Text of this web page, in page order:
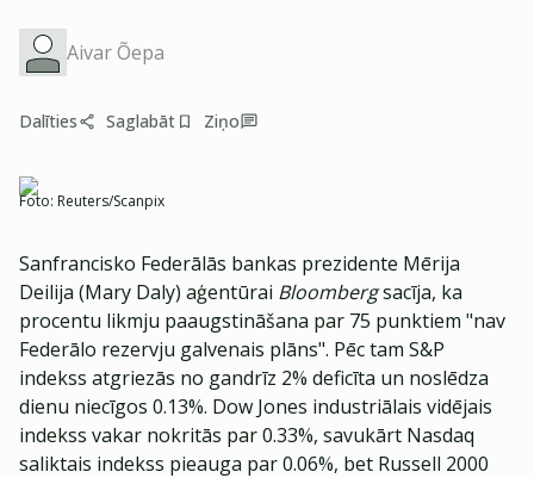
Aivar Õepa
Dalīties Saglabāt Ziņo
Foto: Reuters/Scanpix
Sanfrancisko Federālās bankas prezidente Mērija
Deilija (Mary Daly) aģentūrai Bloombergsacīja, ka
procentu likmju paaugstināšana par 75 punktiem "nav
Federālo rezervju galvenais plāns". Pēc tam S&P
indekss atgriezās no gandrīz 2% deficīta un noslēdza
dienu niecīgos 0.13%. Dow Jones industriālais vidējais
indekss vakar nokritās par 0.33%, savukārt Nasdaq
saliktais indekss pieauga par 0.06%, bet Russell 2000